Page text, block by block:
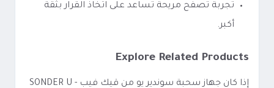
تجربة تصفح مريحة تساعد على اتخاذ القرار بثقة
أكبر.
Explore Related Products
إذا كان جهاز سحبة سوندير يو من قيك فيب - SONDER U